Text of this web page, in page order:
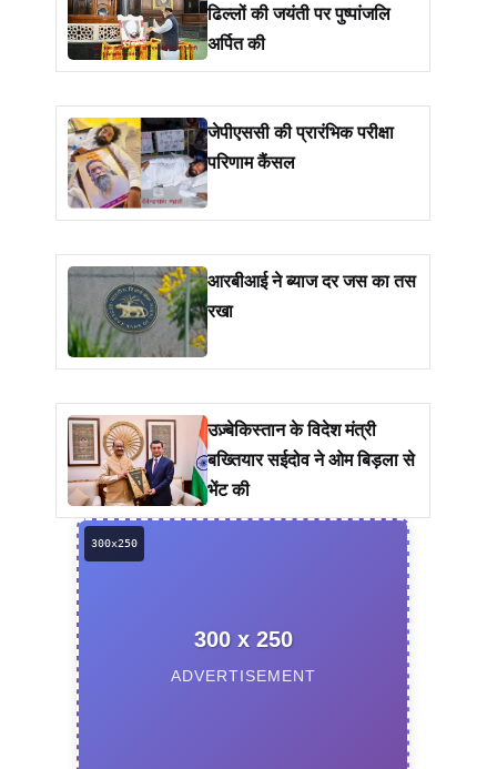
ढिल्लों की जयंती पर पुष्पांजलि
अर्पित की
जेपीएससी की प्रारंभिक परीक्षा
परिणाम कैंसल
आरबीआई ने ब्याज दर जस का तस
रखा
उज़्बेकिस्तान के विदेश मंत्री
बख्तियार सईदोव ने ओम बिड़ला से
भेंट की
300 x 250
ADVERTISEMENT